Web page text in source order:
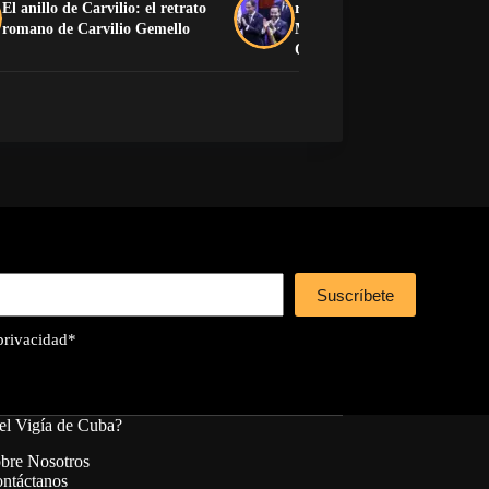
El anillo de Carvilio: el retrato
romano de Carvilio Gemello
reconoce la soberanía de
Marruecos sobre el Sáhara
Occidental
Suscríbete
*
Vigía de Cuba?
Nosotros